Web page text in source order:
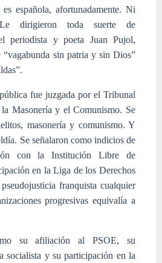
española, afortunadamente. Ni
dirigieron toda suerte de
periodista y poeta Juan Pujol,
sin patria y sin Dios”
fue juzgada por el Tribunal
Masonería y el Comunismo. Se
masonería y comunismo. Y
Se señalaron como indicios de
con la Institución Libre de
en la Liga de los Derechos
franquista cualquier
progresivas equivalía a
su afiliación al PSOE, su
socialista y su participación en la